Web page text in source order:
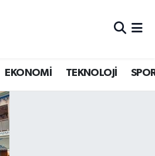
EKONOMİ TEKNOLOJİ
ve Fikstür